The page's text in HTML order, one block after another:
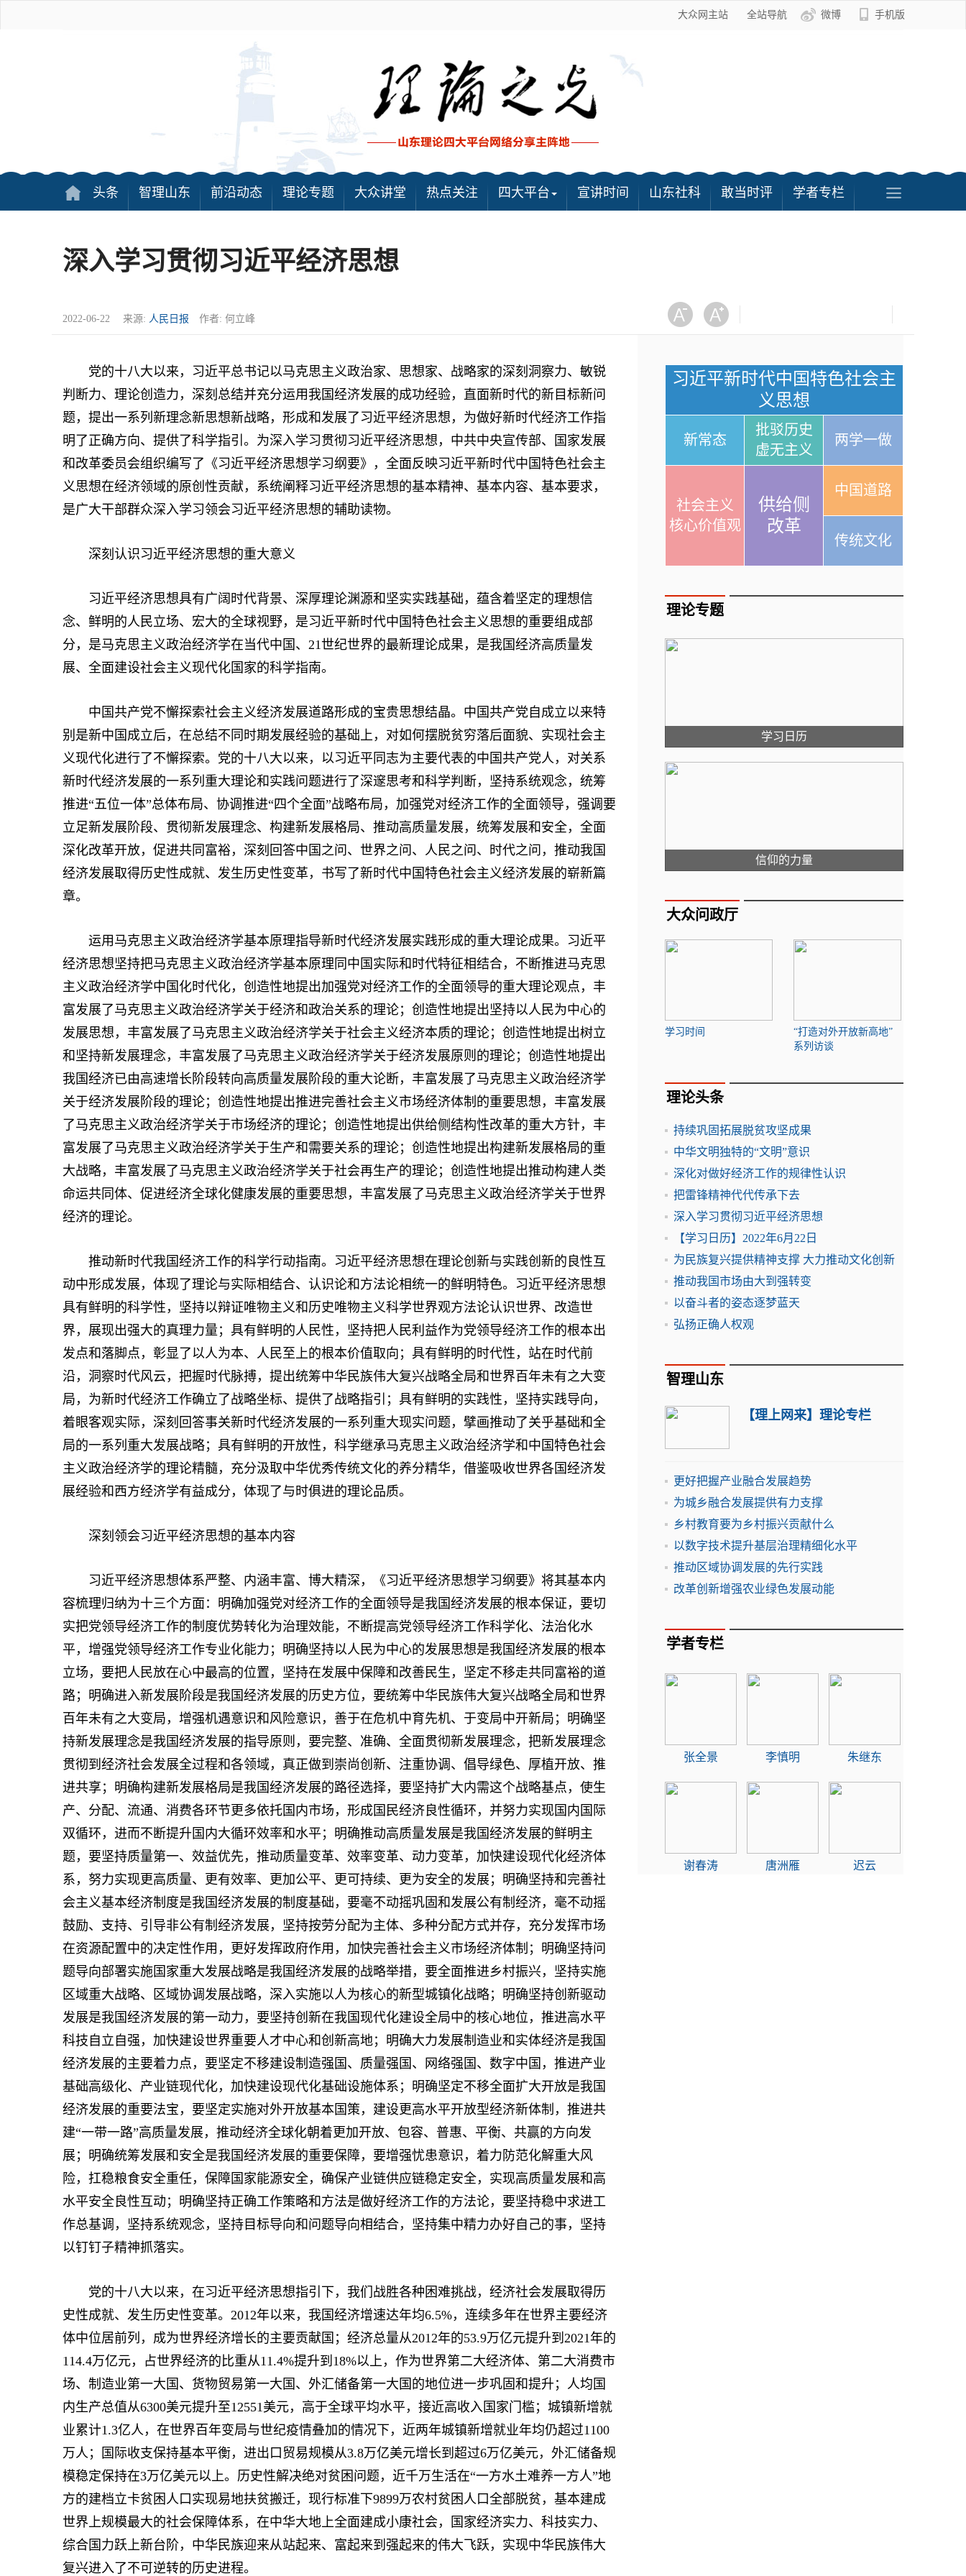
大众网主站 全站导航 微博 手机版
头条 智理山东 前沿动态 理论专题 大众讲堂 热点关注 四大平台 宣讲时间 山东社科 敢当时评 学者专栏
深入学习贯彻习近平经济思想
2022-06-22 来源: 人民日报 作者: 何立峰
党的十八大以来，习近平总书记以马克思主义政治家、思想家、战略家的深刻洞察力、敏锐
判断力、理论创造力，深刻总结并充分运用我国经济发展的成功经验，直面新时代的新目标新问
题，提出一系列新理念新思想新战略，形成和发展了习近平经济思想，为做好新时代经济工作指
明了正确方向、提供了科学指引。为深入学习贯彻习近平经济思想，中共中央宣传部、国家发展
和改革委员会组织编写了《习近平经济思想学习纲要》，全面反映习近平新时代中国特色社会主
义思想在经济领域的原创性贡献，系统阐释习近平经济思想的基本精神、基本内容、基本要求，
是广大干部群众深入学习领会习近平经济思想的辅助读物。
深刻认识习近平经济思想的重大意义
习近平经济思想具有广阔时代背景、深厚理论渊源和坚实实践基础，蕴含着坚定的理想信
念、鲜明的人民立场、宏大的全球视野，是习近平新时代中国特色社会主义思想的重要组成部
分，是马克思主义政治经济学在当代中国、21世纪世界的最新理论成果，是我国经济高质量发
展、全面建设社会主义现代化国家的科学指南。
中国共产党不懈探索社会主义经济发展道路形成的宝贵思想结晶。中国共产党自成立以来特
别是新中国成立后，在总结不同时期发展经验的基础上，对如何摆脱贫穷落后面貌、实现社会主
义现代化进行了不懈探索。党的十八大以来，以习近平同志为主要代表的中国共产党人，对关系
新时代经济发展的一系列重大理论和实践问题进行了深邃思考和科学判断，坚持系统观念，统筹
推进“五位一体”总体布局、协调推进“四个全面”战略布局，加强党对经济工作的全面领导，强调要
立足新发展阶段、贯彻新发展理念、构建新发展格局、推动高质量发展，统筹发展和安全，全面
深化改革开放，促进共同富裕，深刻回答中国之问、世界之问、人民之问、时代之问，推动我国
经济发展取得历史性成就、发生历史性变革，书写了新时代中国特色社会主义经济发展的崭新篇
章。
运用马克思主义政治经济学基本原理指导新时代经济发展实践形成的重大理论成果。习近平
经济思想坚持把马克思主义政治经济学基本原理同中国实际和时代特征相结合，不断推进马克思
主义政治经济学中国化时代化，创造性地提出加强党对经济工作的全面领导的重大理论观点，丰
富发展了马克思主义政治经济学关于经济和政治关系的理论；创造性地提出坚持以人民为中心的
发展思想，丰富发展了马克思主义政治经济学关于社会主义经济本质的理论；创造性地提出树立
和坚持新发展理念，丰富发展了马克思主义政治经济学关于经济发展原则的理论；创造性地提出
我国经济已由高速增长阶段转向高质量发展阶段的重大论断，丰富发展了马克思主义政治经济学
关于经济发展阶段的理论；创造性地提出推进完善社会主义市场经济体制的重要思想，丰富发展
了马克思主义政治经济学关于市场经济的理论；创造性地提出供给侧结构性改革的重大方针，丰
富发展了马克思主义政治经济学关于生产和需要关系的理论；创造性地提出构建新发展格局的重
大战略，丰富发展了马克思主义政治经济学关于社会再生产的理论；创造性地提出推动构建人类
命运共同体、促进经济全球化健康发展的重要思想，丰富发展了马克思主义政治经济学关于世界
经济的理论。
推动新时代我国经济工作的科学行动指南。习近平经济思想在理论创新与实践创新的良性互
动中形成发展，体现了理论与实际相结合、认识论和方法论相统一的鲜明特色。习近平经济思想
具有鲜明的科学性，坚持以辩证唯物主义和历史唯物主义科学世界观方法论认识世界、改造世
界，展现出强大的真理力量；具有鲜明的人民性，坚持把人民利益作为党领导经济工作的根本出
发点和落脚点，彰显了以人为本、人民至上的根本价值取向；具有鲜明的时代性，站在时代前
沿，洞察时代风云，把握时代脉搏，提出统筹中华民族伟大复兴战略全局和世界百年未有之大变
局，为新时代经济工作确立了战略坐标、提供了战略指引；具有鲜明的实践性，坚持实践导向，
着眼客观实际，深刻回答事关新时代经济发展的一系列重大现实问题，擘画推动了关乎基础和全
局的一系列重大发展战略；具有鲜明的开放性，科学继承马克思主义政治经济学和中国特色社会
主义政治经济学的理论精髓，充分汲取中华优秀传统文化的养分精华，借鉴吸收世界各国经济发
展经验和西方经济学有益成分，体现了与时俱进的理论品质。
深刻领会习近平经济思想的基本内容
习近平经济思想体系严整、内涵丰富、博大精深，《习近平经济思想学习纲要》将其基本内
容梳理归纳为十三个方面：明确加强党对经济工作的全面领导是我国经济发展的根本保证，要切
实把党领导经济工作的制度优势转化为治理效能，不断提高党领导经济工作科学化、法治化水
平，增强党领导经济工作专业化能力；明确坚持以人民为中心的发展思想是我国经济发展的根本
立场，要把人民放在心中最高的位置，坚持在发展中保障和改善民生，坚定不移走共同富裕的道
路；明确进入新发展阶段是我国经济发展的历史方位，要统筹中华民族伟大复兴战略全局和世界
百年未有之大变局，增强机遇意识和风险意识，善于在危机中育先机、于变局中开新局；明确坚
持新发展理念是我国经济发展的指导原则，要完整、准确、全面贯彻新发展理念，把新发展理念
贯彻到经济社会发展全过程和各领域，真正做到崇尚创新、注重协调、倡导绿色、厚植开放、推
进共享；明确构建新发展格局是我国经济发展的路径选择，要坚持扩大内需这个战略基点，使生
产、分配、流通、消费各环节更多依托国内市场，形成国民经济良性循环，并努力实现国内国际
双循环，进而不断提升国内大循环效率和水平；明确推动高质量发展是我国经济发展的鲜明主
题，要坚持质量第一、效益优先，推动质量变革、效率变革、动力变革，加快建设现代化经济体
系，努力实现更高质量、更有效率、更加公平、更可持续、更为安全的发展；明确坚持和完善社
会主义基本经济制度是我国经济发展的制度基础，要毫不动摇巩固和发展公有制经济，毫不动摇
鼓励、支持、引导非公有制经济发展，坚持按劳分配为主体、多种分配方式并存，充分发挥市场
在资源配置中的决定性作用，更好发挥政府作用，加快完善社会主义市场经济体制；明确坚持问
题导向部署实施国家重大发展战略是我国经济发展的战略举措，要全面推进乡村振兴，坚持实施
区域重大战略、区域协调发展战略，深入实施以人为核心的新型城镇化战略；明确坚持创新驱动
发展是我国经济发展的第一动力，要坚持创新在我国现代化建设全局中的核心地位，推进高水平
科技自立自强，加快建设世界重要人才中心和创新高地；明确大力发展制造业和实体经济是我国
经济发展的主要着力点，要坚定不移建设制造强国、质量强国、网络强国、数字中国，推进产业
基础高级化、产业链现代化，加快建设现代化基础设施体系；明确坚定不移全面扩大开放是我国
经济发展的重要法宝，要坚定实施对外开放基本国策，建设更高水平开放型经济新体制，推进共
建“一带一路”高质量发展，推动经济全球化朝着更加开放、包容、普惠、平衡、共赢的方向发
展；明确统筹发展和安全是我国经济发展的重要保障，要增强忧患意识，着力防范化解重大风
险，扛稳粮食安全重任，保障国家能源安全，确保产业链供应链稳定安全，实现高质量发展和高
水平安全良性互动；明确坚持正确工作策略和方法是做好经济工作的方法论，要坚持稳中求进工
作总基调，坚持系统观念，坚持目标导向和问题导向相结合，坚持集中精力办好自己的事，坚持
以钉钉子精神抓落实。
党的十八大以来，在习近平经济思想指引下，我们战胜各种困难挑战，经济社会发展取得历
史性成就、发生历史性变革。2012年以来，我国经济增速达年均6.5%，连续多年在世界主要经济
体中位居前列，成为世界经济增长的主要贡献国；经济总量从2012年的53.9万亿元提升到2021年的
114.4万亿元，占世界经济的比重从11.4%提升到18%以上，作为世界第二大经济体、第二大消费市
场、制造业第一大国、货物贸易第一大国、外汇储备第一大国的地位进一步巩固和提升；人均国
内生产总值从6300美元提升至12551美元，高于全球平均水平，接近高收入国家门槛；城镇新增就
业累计1.3亿人，在世界百年变局与世纪疫情叠加的情况下，近两年城镇新增就业年均仍超过1100
万人；国际收支保持基本平衡，进出口贸易规模从3.8万亿美元增长到超过6万亿美元，外汇储备规
模稳定保持在3万亿美元以上。历史性解决绝对贫困问题，近千万生活在“一方水土难养一方人”地
方的建档立卡贫困人口实现易地扶贫搬迁，现行标准下9899万农村贫困人口全部脱贫，基本建成
世界上规模最大的社会保障体系，在中华大地上全面建成小康社会，国家经济实力、科技实力、
综合国力跃上新台阶，中华民族迎来从站起来、富起来到强起来的伟大飞跃，实现中华民族伟大
复兴进入了不可逆转的历史进程。
习近平新时代中国特色社会主
义思想
新常态
批驳历史
虚无主义
两学一做
社会主义
核心价值观
供给侧
改革
中国道路
传统文化
理论专题
学习日历
信仰的力量
大众问政厅
学习时间
“打造对外开放新高地”
系列访谈
理论头条
持续巩固拓展脱贫攻坚成果
中华文明独特的“文明”意识
深化对做好经济工作的规律性认识
把雷锋精神代代传承下去
深入学习贯彻习近平经济思想
【学习日历】2022年6月22日
为民族复兴提供精神支撑 大力推动文化创新
推动我国市场由大到强转变
以奋斗者的姿态逐梦蓝天
弘扬正确人权观
智理山东
【理上网来】理论专栏
更好把握产业融合发展趋势
为城乡融合发展提供有力支撑
乡村教育要为乡村振兴贡献什么
以数字技术提升基层治理精细化水平
推动区域协调发展的先行实践
改革创新增强农业绿色发展动能
学者专栏
张全景 李慎明 朱继东
谢春涛 唐洲雁 迟云